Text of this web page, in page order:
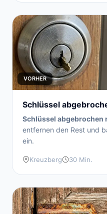
VORHER
Schlüssel
Schlüssel abgebrochen
entfernen den Rest und
ein.
Kreuzberg 30 Min.